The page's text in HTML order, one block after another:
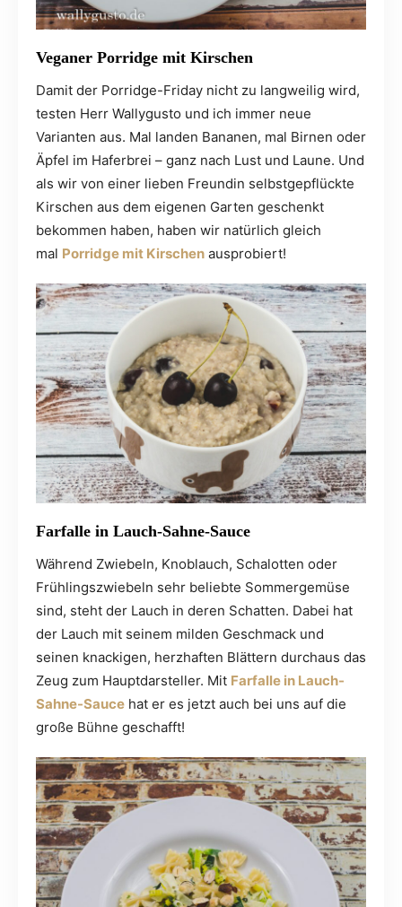
Veganer Porridge mit Kirschen
Damit der Porridge-Friday nicht zu langweilig wird,
testen Herr Wallygusto und ich immer neue
Varianten aus. Mal landen Bananen, mal Birnen oder
Äpfel im Haferbrei – ganz nach Lust und Laune. Und
als wir von einer lieben Freundin selbstgepflückte
Kirschen aus dem eigenen Garten geschenkt
bekommen haben, haben wir natürlich gleich
mal Porridge mit Kirschen ausprobiert!
Farfalle in Lauch-Sahne-Sauce
Während Zwiebeln, Knoblauch, Schalotten oder
Frühlingszwiebeln sehr beliebte Sommergemüse
sind, steht der Lauch in deren Schatten. Dabei hat
der Lauch mit seinem milden Geschmack und
seinen knackigen, herzhaften Blättern durchaus das
Zeug zum Hauptdarsteller. Mit Farfalle in Lauch-
Sahne-Sauce hat er es jetzt auch bei uns auf die
große Bühne geschafft!